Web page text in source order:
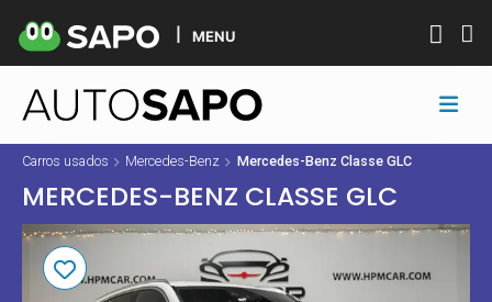
MENU
Carros usados Mercedes-Benz Mercedes-Benz Classe GLC
MERCEDES-BENZ CLASSE GLC